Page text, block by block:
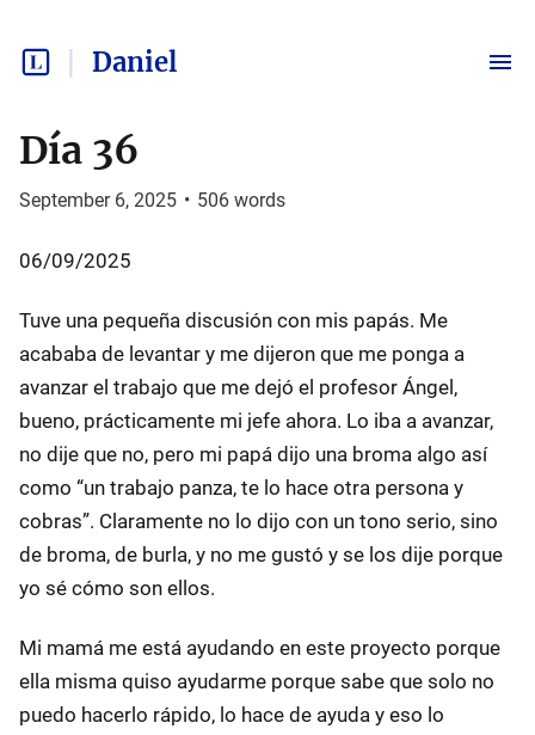
Daniel
Día 36
September 6, 2025 • 506 words
06/09/2025
Tuve una pequeña discusión con mis papás. Me
acababa de levantar y me dijeron que me ponga a
avanzar el trabajo que me dejó el profesor Ángel,
bueno, prácticamente mi jefe ahora. Lo iba a avanzar,
no dije que no, pero mi papá dijo una broma algo así
como “un trabajo panza, te lo hace otra persona y
cobras”. Claramente no lo dijo con un tono serio, sino
de broma, de burla, y no me gustó y se los dije porque
yo sé cómo son ellos.
Mi mamá me está ayudando en este proyecto porque
ella misma quiso ayudarme porque sabe que solo no
puedo hacerlo rápido, lo hace de ayuda y eso lo